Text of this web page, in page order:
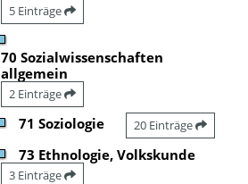
5 Einträge
70 Sozialwissenschaften
allgemein
2 Einträge
71 Soziologie 20 Einträge
73 Ethnologie, Volkskunde
3 Einträge